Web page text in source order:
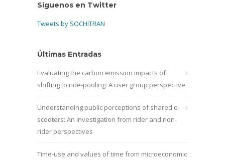
Síguenos en Twitter
Tweets by SOCHITRAN
Últimas Entradas
Evaluating the carbon emission impacts of
shifting to ride-pooling: A user group perspective
Understanding public perceptions of shared e-
scooters: An investigation from rider and non-
rider perspectives
Time-use and values of time from microeconomic